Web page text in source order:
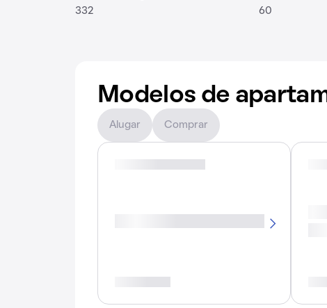
332
60
Modelos de
Alugar Comprar